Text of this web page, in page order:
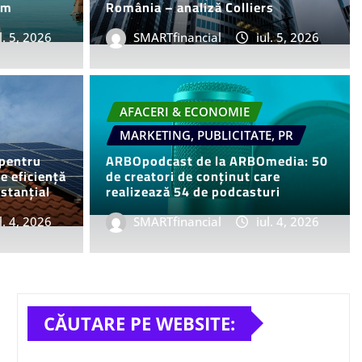
BMW i3 50 xDrive
auto complet
20, 2026
5, 2026
România – analiză Colliers
SMARTfinancial iul. 5, 2026
eficiență
4, 2026
AFACERI & ECONOMIE
MARKETING, PUBLICITATE, PR
ARBOpodcast de la ARBOmedia: 50
de creatori de conținut care
realizează 54 de podcasturi
SMARTfinancial iul. 4, 2026
CĂUTARE PE WEBSITE: